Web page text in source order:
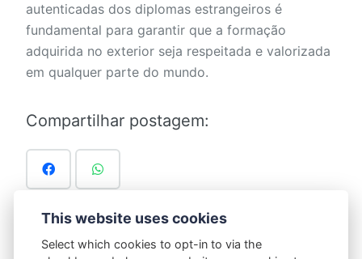
autenticadas dos diplomas estrangeiros é
fundamental para garantir que a formação
adquirida no exterior seja respeitada e valorizada
em qualquer parte do mundo.
Compartilhar postagem:
Marcado em:
This website uses cookies
Select which cookies to opt-in to via the